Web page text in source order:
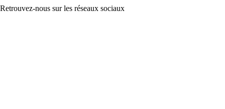
Retrouvez-nous sur les réseaux sociaux